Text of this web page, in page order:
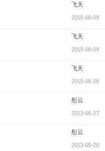
飞天
2015-06-09
飞天
2015-06-09
飞天
2015-05-28
彤云
2013-05-27
彤云
2013-05-20